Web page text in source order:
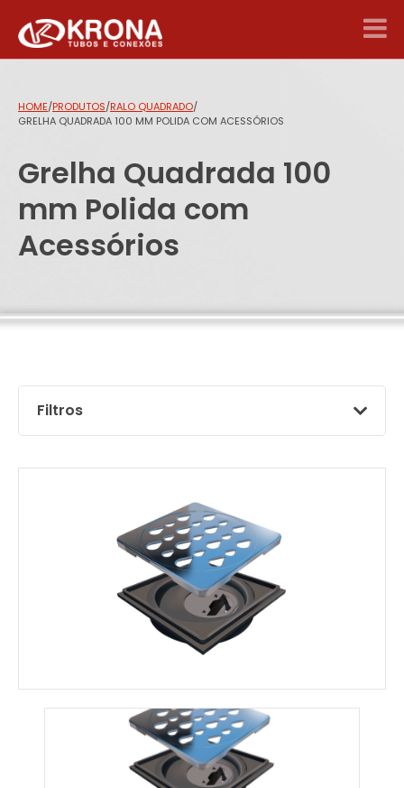
HOME/PRODUTOS/RALO QUADRADO/
GRELHA QUADRADA 100 MM POLIDA COM ACESSÓRIOS
Grelha Quadrada 100
mm Polida com
Acessórios
Filtros